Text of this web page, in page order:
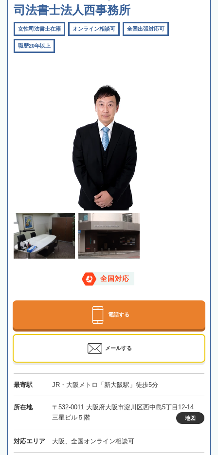
司法書士法人西事務所
女性司法書士在籍 オンライン相談可 全国出張対応可
職歴20年以上
全国対応
電話する
メールする
最寄駅 JR・大阪メトロ「新大阪駅」徒歩5分
所在地
〒532-0011 大阪府大阪市淀川区西中島5丁目12-14
三星ビル５階
地図
対応エリア 大阪、全国オンライン相談可